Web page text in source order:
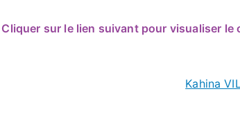
Cliquer sur le lien suivant pour visualiser
Kahina
Bon